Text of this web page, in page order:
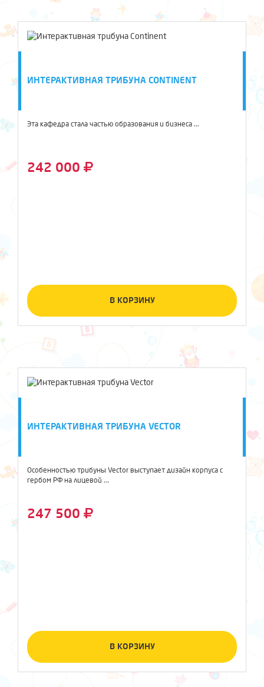
ИНТЕРАКТИВНАЯ ТРИБУНА CONTINENT
Эта кафедра стала частью образования и бизнеса ...
242 000
В КОРЗИНУ
ИНТЕРАКТИВНАЯ ТРИБУНА VECTOR
Особенностью трибуны Vector выступает дизайн корпуса с
гербом РФ на лицевой ...
247 500
В КОРЗИНУ